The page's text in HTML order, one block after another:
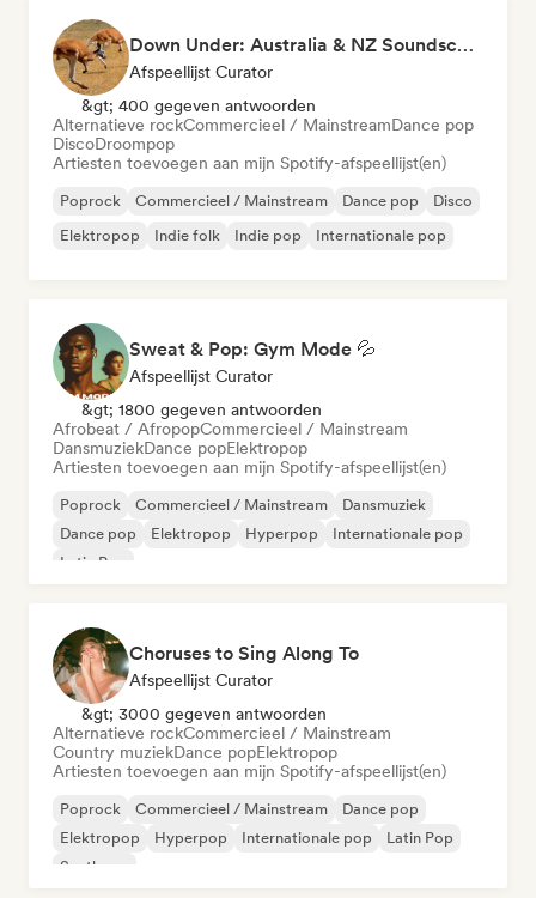
Down Under: Australia & NZ Soundscape
Afspeellijst Curator
&gt; 400 gegeven antwoorden
Alternatieve rockCommercieel / MainstreamDance pop
DiscoDroompop
Artiesten toevoegen aan mijn Spotify-afspeellijst(en)
Poprock Commercieel / Mainstream Dance pop
Disco
Elektropop
Indie folk Indie pop Internationale pop
Sweat & Pop: Gym Mode 💦
Afspeellijst Curator
&gt; 1800 gegeven antwoorden
Afrobeat / AfropopCommercieel / Mainstream
DansmuziekDance popElektropop
Artiesten toevoegen aan mijn Spotify-afspeellijst(en)
Poprock Commercieel / Mainstream
Dansmuziek
Dance pop
Elektropop Hyperpop
Internationale pop
Latin Pop
Choruses to Sing Along To
Afspeellijst Curator
&gt; 3000 gegeven antwoorden
Alternatieve rockCommercieel / Mainstream
Country muziekDance popElektropop
Artiesten toevoegen aan mijn Spotify-afspeellijst(en)
Poprock Commercieel / Mainstream
Dance pop
Elektropop
Hyperpop Internationale pop
Latin Pop
Synthpop